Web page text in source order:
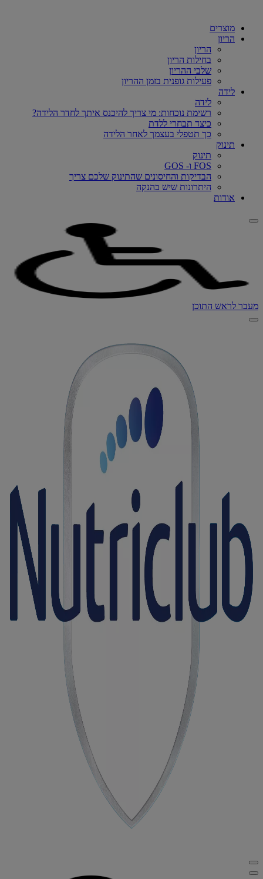
מוצרים
הריון
הריון
בחילות הריון
שלבי ההריון
פעילות גופנית בזמן ההריון
לידה
לידה
רשימת נוכחות: מי צריך להיכנס איתך לחדר הלידה?
כיצד תבחרי ללדת
כך תטפלי בעצמך לאחר הלידה
תינוק
תינוק
FOS ו- GOS
הבדיקות והחיסונים שהתינוק שלכם צריך
היתרונות שיש בהנקה
אודות
מעבר לראש התוכן